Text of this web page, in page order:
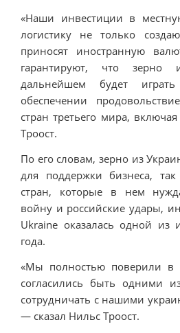
«Наши инвестиции в
логистику не только
приносят иностранную
гарантируют, что
дальнейшем будет
обеспечении
стран третьего мира,
Троост.
По его словам, зерно из
для поддержки бизнеса,
стран, которые в нем
войну и российские удары,
Ukraine оказалась одной из
года.
«Мы полностью поверили в
согласились быть одними
сотрудничать с нашими
— сказал Нильс Троост.